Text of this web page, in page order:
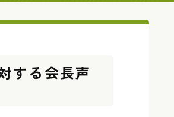
する会長声